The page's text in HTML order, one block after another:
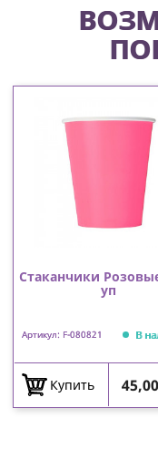
Стаканчики
уп
Артикул: F-080821 В
Купить Цена